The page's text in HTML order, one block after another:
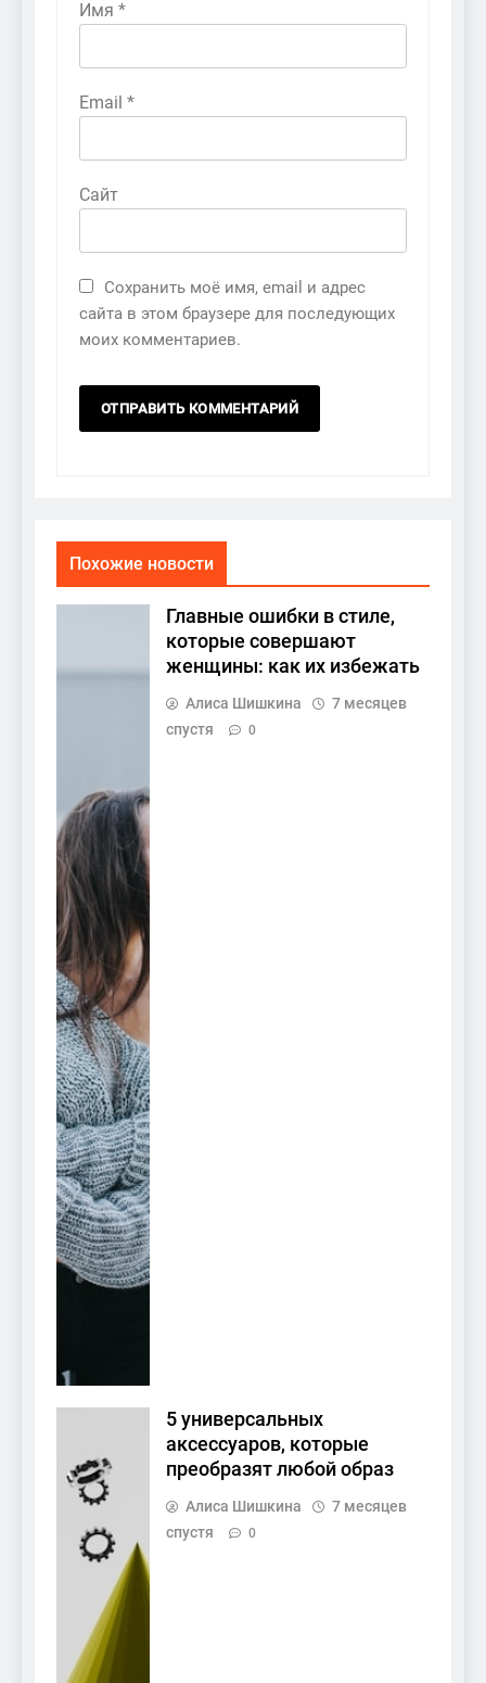
Имя *
Email *
Сайт
Сохранить моё имя, email и адрес
сайта в этом браузере для последующих
моих комментариев.
Похожие новости
Главные ошибки в стиле,
которые совершают
женщины: как их избежать
Алиса Шишкина
7 месяцев
спустя
0
5 универсальных
аксессуаров, которые
преобразят любой образ
Алиса Шишкина
7 месяцев
спустя
0